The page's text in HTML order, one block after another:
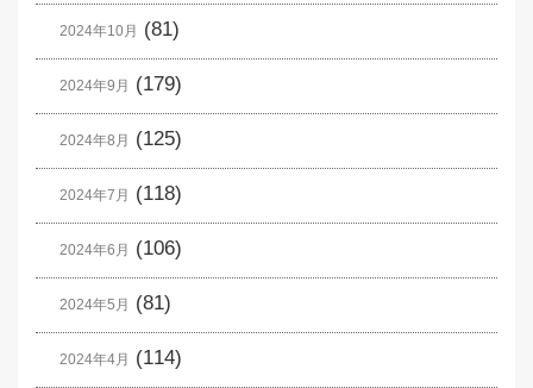
2024年10月 (81)
2024年9月 (179)
2024年8月 (125)
2024年7月 (118)
2024年6月 (106)
2024年5月 (81)
2024年4月 (114)